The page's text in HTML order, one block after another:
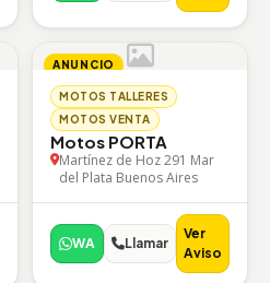
ANUNCIO
MOTOS TALLERES
MOTOS VENTA
Motos PORTA
Martínez de Hoz 291 Mar
del Plata Buenos Aires
WA Llamar
Ver
Aviso